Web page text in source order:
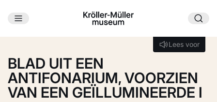
Ga naar hoofdinhoud
Lees voor
Lees voor
BLAD UIT EEN
ANTIFONARIUM, VOORZIEN
VAN EEN GEÏLLUMINEERDE I